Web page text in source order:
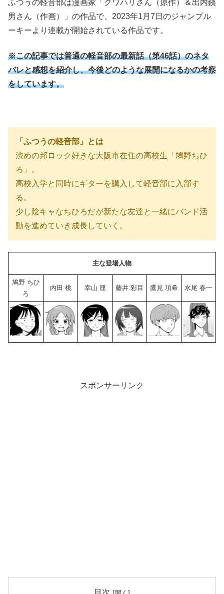
ふつうの軽音部は漫画家「クワハリさん（原作）＆出内銕
男さん（作画）」の作品で、2023年1月7日のジャンプル
ーキーより連載が開始されている作品です。
※この記事では普通の軽音部の最新話（第46話）のネタ
バレと感想を紹介し、今後どのような展開になるかの考察
をしています。
「ふつうの軽音部」とは
渋めの邦ロック好きな大阪市在住の高校生「鳩野ちひ
ろ」。
高校入学と同時にギターを購入して軽音部に入部す
る。
少し陰キャなちひろだが新たな友達と一緒にバンド活
動を進めていき成長していく。
主な登場人物
鳩野 ちひ
ろ
内田 桃 幸山 厘 藤井 彩目 鷹見 項希 水尾 春一
スポンサーリンク
目次